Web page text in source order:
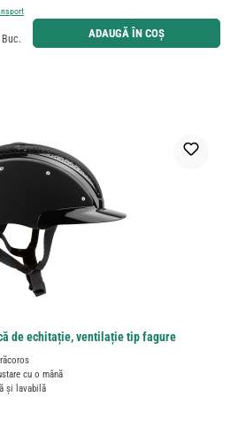
dorită sau utilizați butoanele pentru a mări sau micșora
Buc. ADAUGĂ ÎN COȘ
de echitație, ventilație tip fagure
cu o mână
și lavabilă